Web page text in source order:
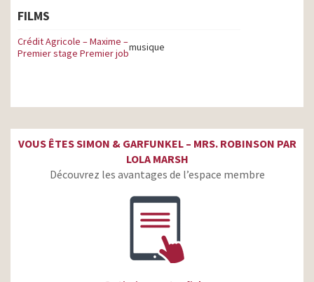
FILMS
Crédit Agricole – Maxime –
Premier stage Premier jobmusique
VOUS ÊTES SIMON & GARFUNKEL – MRS. ROBINSON PAR
LOLA MARSH
Découvrez les avantages de l’espace membre